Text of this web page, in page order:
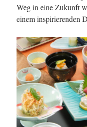
Weg in eine Zukunft
einem inspirierenden